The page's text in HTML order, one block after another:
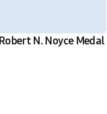
Robert N. Noyce Medal